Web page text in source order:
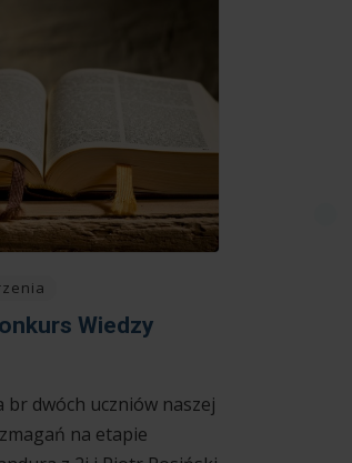
Wiedzy
br dwóch uczniów naszej
na etapie